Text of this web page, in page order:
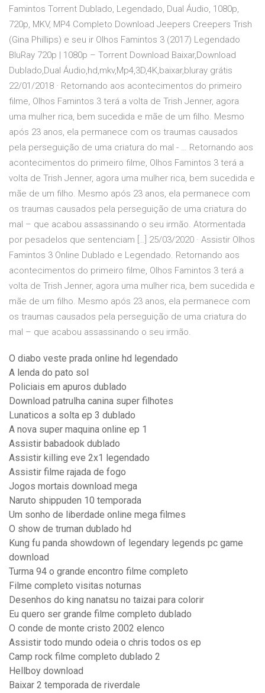
Famintos Torrent Dublado, Legendado, Dual Áudio, 1080p,
720p, MKV, MP4 Completo Download Jeepers Creepers Trish
(Gina Phillips) e seu ir Olhos Famintos 3 (2017) Legendado
BluRay 720p | 1080p – Torrent Download Baixar,Download
Dublado,Dual Áudio,hd,mkv,Mp4,3D,4K,baixar,bluray grátis
22/01/2018 · Retornando aos acontecimentos do primeiro
filme, Olhos Famintos 3 terá a volta de Trish Jenner, agora
uma mulher rica, bem sucedida e mãe de um filho. Mesmo
após 23 anos, ela permanece com os traumas causados
pela perseguição de uma criatura do mal - … Retornando aos
acontecimentos do primeiro filme, Olhos Famintos 3 terá a
volta de Trish Jenner, agora uma mulher rica, bem sucedida e
mãe de um filho. Mesmo após 23 anos, ela permanece com
os traumas causados pela perseguição de uma criatura do
mal – que acabou assassinando o seu irmão. Atormentada
por pesadelos que sentenciam […] 25/03/2020 · Assistir Olhos
Famintos 3 Online Dublado e Legendado. Retornando aos
acontecimentos do primeiro filme, Olhos Famintos 3 terá a
volta de Trish Jenner, agora uma mulher rica, bem sucedida e
mãe de um filho. Mesmo após 23 anos, ela permanece com
os traumas causados pela perseguição de uma criatura do
mal – que acabou assassinando o seu irmão.
O diabo veste prada online hd legendado
A lenda do pato sol
Policiais em apuros dublado
Download patrulha canina super filhotes
Lunaticos a solta ep 3 dublado
A nova super maquina online ep 1
Assistir babadook dublado
Assistir killing eve 2x1 legendado
Assistir filme rajada de fogo
Jogos mortais download mega
Naruto shippuden 10 temporada
Um sonho de liberdade online mega filmes
O show de truman dublado hd
Kung fu panda showdown of legendary legends pc game
download
Turma 94 o grande encontro filme completo
Filme completo visitas noturnas
Desenhos do king nanatsu no taizai para colorir
Eu quero ser grande filme completo dublado
O conde de monte cristo 2002 elenco
Assistir todo mundo odeia o chris todos os ep
Camp rock filme completo dublado 2
Hellboy download
Baixar 2 temporada de riverdale